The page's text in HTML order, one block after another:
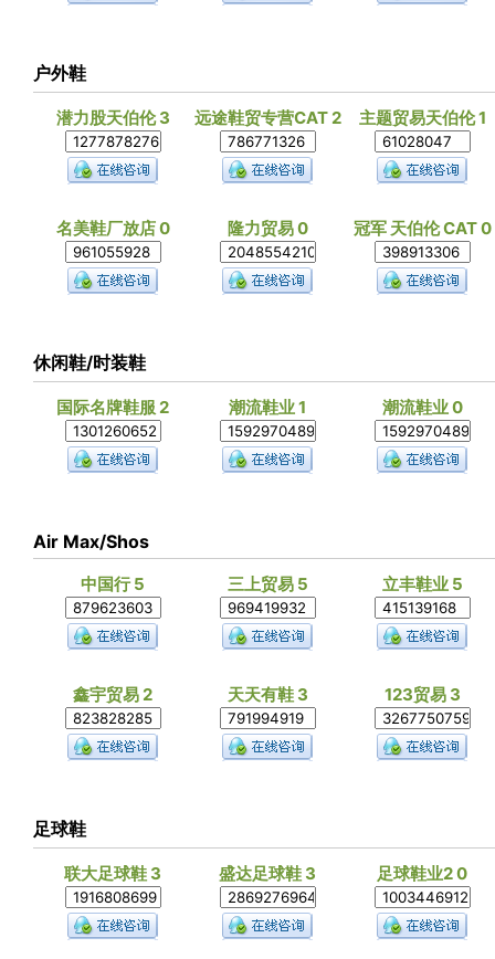
户外鞋
潜力股天伯伦 3 远途鞋贸专营CAT 2 主题贸易天伯伦 1
名美鞋厂放店 0 隆力贸易 0 冠军 天伯伦 CAT 0
休闲鞋/时装鞋
国际名牌鞋服 2 潮流鞋业 1 潮流鞋业 0
Air Max/Shos
中国行 5 三上贸易 5 立丰鞋业 5
鑫宇贸易 2 天天有鞋 3 123贸易 3
足球鞋
联大足球鞋 3 盛达足球鞋 3 足球鞋业2 0